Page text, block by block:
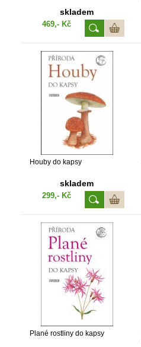
skladem
469,- Kč
Houby do kapsy
skladem
299,- Kč
Plané rostliny do kapsy